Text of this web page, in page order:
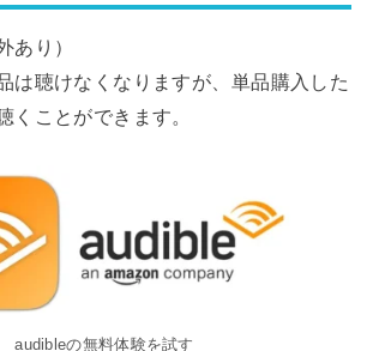
あり）
は聴けなくなりますが、単品購入した
くことができます。
audibleの無料体験を試す